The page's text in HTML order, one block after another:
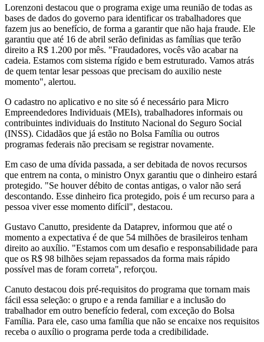
Lorenzoni destacou que o programa exige uma reunião de todas as
bases de dados do governo para identificar os trabalhadores que
fazem jus ao benefício, de forma a garantir que não haja fraude. Ele
garantiu que até 16 de abril serão definidas as famílias que terão
direito a R$ 1.200 por mês. "Fraudadores, vocês vão acabar na
cadeia. Estamos com sistema rígido e bem estruturado. Vamos atrás
de quem tentar lesar pessoas que precisam do auxilio neste
momento", alertou.
O cadastro no aplicativo e no site só é necessário para Micro
Empreendedores Individuais (MEIs), trabalhadores informais ou
contribuintes individuais do Instituto Nacional do Seguro Social
(INSS). Cidadãos que já estão no Bolsa Família ou outros
programas federais não precisam se registrar novamente.
Em caso de uma dívida passada, a ser debitada de novos recursos
que entrem na conta, o ministro Onyx garantiu que o dinheiro estará
protegido. "Se houver débito de contas antigas, o valor não será
descontando. Esse dinheiro fica protegido, pois é um recurso para a
pessoa viver esse momento difícil", destacou.
Gustavo Canutto, presidente da Dataprev, informou que até o
momento a expectativa é de que 54 milhões de brasileiros tenham
direito ao auxílio. "Estamos com um desafio e responsabilidade para
que os R$ 98 bilhões sejam repassados da forma mais rápido
possível mas de foram correta", reforçou.
Canuto destacou dois pré-requisitos do programa que tornam mais
fácil essa seleção: o grupo e a renda familiar e a inclusão do
trabalhador em outro benefício federal, com exceção do Bolsa
Família. Para ele, caso uma família que não se encaixe nos requisitos
receba o auxílio o programa perde toda a credibilidade.